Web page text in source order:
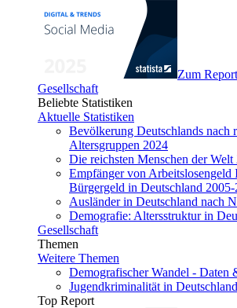
Zum Report
Gesellschaft
Beliebte Statistiken
Aktuelle Statistiken
Bevölkerung Deutschlands nach
Altersgruppen 2024
Die reichsten Menschen der Welt
Empfänger von Arbeitslosengeld
Bürgergeld in Deutschland
Ausländer in Deutschland nach
Demografie: Altersstruktur in
Gesellschaft
Themen
Weitere Themen
Demografischer Wandel - Daten
Jugendkriminalität in
Top Report